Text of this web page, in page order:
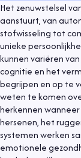
Het zenuwstelsel
aanstuurt, van
stofwisseling tot
unieke
kunnen variëren
cognitie en het
begrijpen en op te
weten te komen
herkennen
hersenen, het
systemen werken
emotionele